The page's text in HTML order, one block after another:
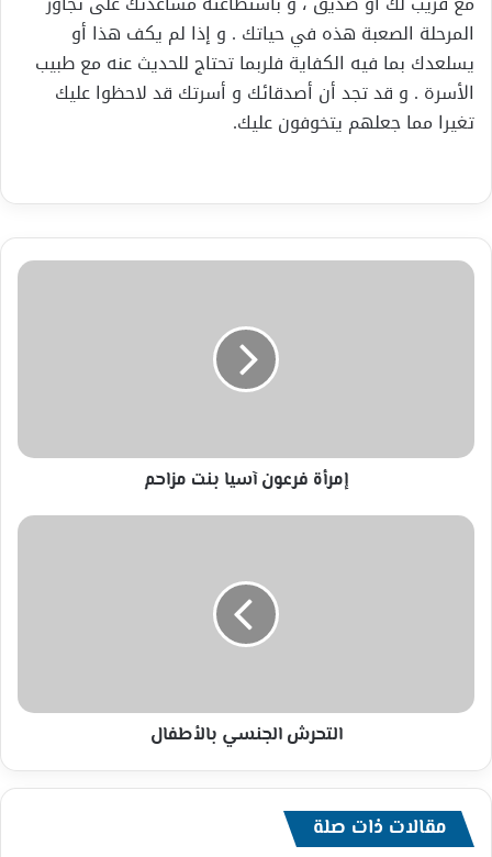
المرحلة الصعبة هذه في حياتك . و إذا لم يكف هذا أو
يسلعدك بما فيه الكفاية فلربما تحتاج للحديث عنه مع طبيب
الأسرة . و قد تجد أن أصدقائك و أسرتك قد لاحظوا عليك
تغيرا مما جعلهم يتخوفون عليك.
إمرأة
إمرأة فرعون آسيا بنت مزاحم
التحرش
التحرش الجنسي بالأطفال
مقالات ذات صلة